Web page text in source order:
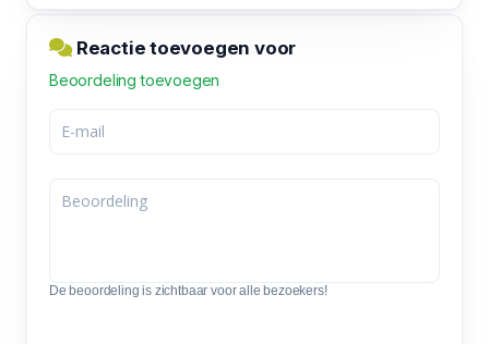
Reactie toevoegen voor
Beoordeling toevoegen
De beoordeling is zichtbaar voor alle bezoekers!